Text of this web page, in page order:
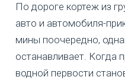
По дороге кортеж из
авто и автомобиля-
мины поочередно,
останавливает. Когда
водной первости